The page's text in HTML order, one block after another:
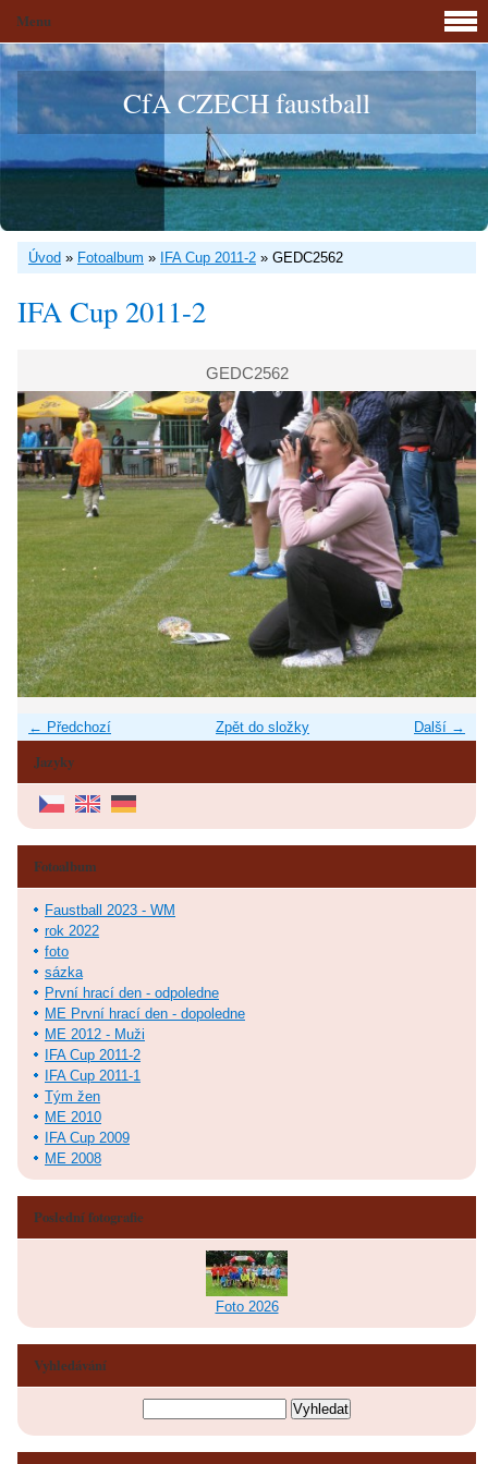
CfA CZECH faustball
Úvod » Fotoalbum » IFA Cup 2011-2 » GEDC2562
IFA Cup 2011-2
GEDC2562
← Předchozí Další →
Zpět do složky
Jazyky
Menu
Fotoalbum
Faustball 2023 - WM
rok 2022
foto
sázka
První hrací den - odpoledne
ME První hrací den - dopoledne
ME 2012 - Muži
IFA Cup 2011-2
IFA Cup 2011-1
Tým žen
ME 2010
IFA Cup 2009
ME 2008
Poslední fotografie
Foto 2026
Vyhledávání